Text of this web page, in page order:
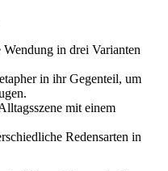
Wendung in drei ‌Varianten⁢
in ihr ⁣Gegenteil, um
mit einem
Redensarten in